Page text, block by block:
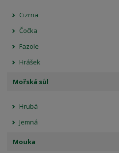
Cizrna
Čočka
Fazole
Hrášek
Mořská sůl
Hrubá
Jemná
Mouka